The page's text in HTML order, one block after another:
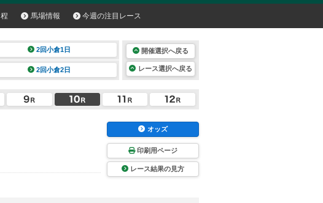
馬場情報 今週の注目レース
2回小倉1日
2回小倉2日
開催選択へ戻る
レース選択へ戻る
オッズ
印刷用ページ
レース結果の見方